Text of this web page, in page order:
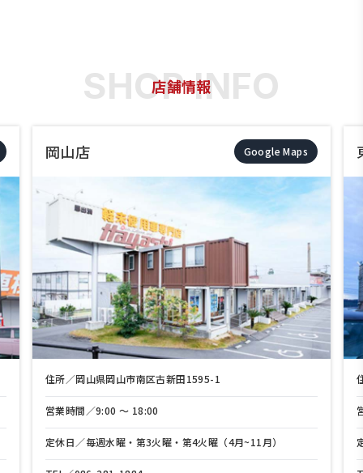
店舗情報
区古新田1595-1
3火曜・第4火曜（4月~11月）
東岡山店
住所／岡山県岡山市中区兼基
定休日／毎週水曜・第3火曜・